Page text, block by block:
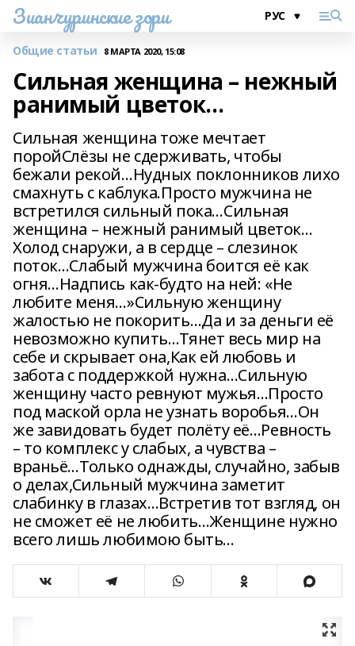
Зианчуринские зори
Общие статьи 8 МАРТА 2020, 15:08
Сильная женщина – нежный
ранимый цветок…
Сильная женщина тоже мечтает
поройСлёзы не сдерживать, чтобы
бежали рекой…Нудных поклонников лихо
смахнуть с каблука.Просто мужчина не
встретился сильный пока…Сильная
женщина – нежный ранимый цветок…
Холод снаружи, а в сердце – слезинок
поток…Слабый мужчина боится её как
огня…Надпись как-будто на ней: «Не
любите меня…»Сильную женщину
жалостью не покорить…Да и за деньги её
невозможно купить…Тянет весь мир на
себе и скрывает она,Как ей любовь и
забота с поддержкой нужна…Сильную
женщину часто ревнуют мужья…Просто
под маской орла не узнать воробья…Он
же завидовать будет полёту её…Ревность
– то комплекс у слабых, а чувства –
враньё…Только однажды, случайно, забыв
о делах,Сильный мужчина заметит
слабинку в глазах…Встретив тот взгляд, он
не сможет её не любить…Женщине нужно
всего лишь любимою быть…